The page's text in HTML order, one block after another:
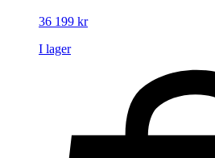
36 199 kr
I lager